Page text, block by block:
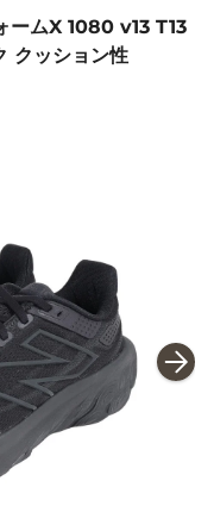
ームX 1080 v13 T13
クッション性